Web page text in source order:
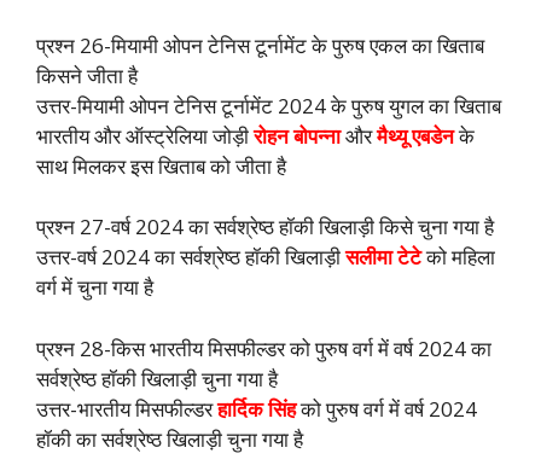
प्रश्न 26-मियामी ओपन टेनिस टूर्नामेंट के पुरुष एकल का खिताब
किसने जीता है
उत्तर-मियामी ओपन टेनिस टूर्नामेंट 2024 के पुरुष युगल का खिताब
भारतीय और ऑस्ट्रेलिया जोड़ीरोहन बोपन्नाऔरमैथ्यू एबडेनके
साथ मिलकर इस खिताब को जीता है
प्रश्न 27-वर्ष 2024 का सर्वश्रेष्ठ हॉकी खिलाड़ी किसे चुना गया है
उत्तर-वर्ष 2024 का सर्वश्रेष्ठ हॉकी खिलाड़ीसलीमा टेटेको महिला
वर्ग में चुना गया है
प्रश्न 28-किस भारतीय मिसफील्डर को पुरुष वर्ग में वर्ष 2024 का
सर्वश्रेष्ठ हॉकी खिलाड़ी चुना गया है
उत्तर-भारतीय मिसफील्डरहार्दिक सिंहको पुरुष वर्ग में वर्ष 2024
हॉकी का सर्वश्रेष्ठ खिलाड़ी चुना गया है